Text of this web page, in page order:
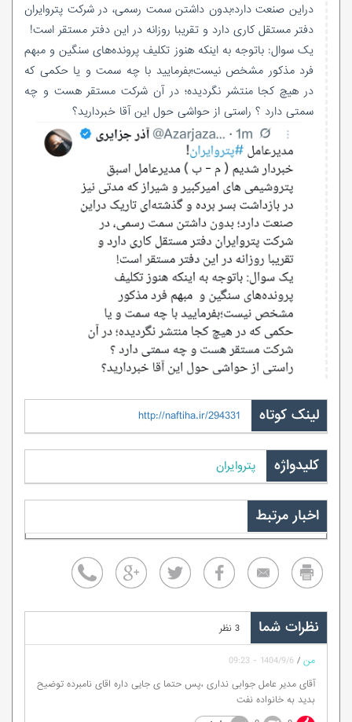
دراین صنعت دارد؛بدون داشتن سمت رسمی، در شرکت پتروایران
دفتر مستقل کاری دارد و تقریبا روزانه در این دفتر مستقر است!
یک سوال: باتوجه به اینکه هنوز تکلیف پرونده‌های سنگین و مبهم
فرد مذکور مشخص نیست؛بفرمایید با چه سمت و یا حکمی که
در هیچ کجا منتشر نگردیده؛ در آن شرکت مستقر هست و چه
سمتی دارد ؟ راستی از حواشی حول این آقا خبردارید؟
لینک کوتاه http://naftiha.ir/294331
کلیدواژه پتروایران
اخبار مرتبط
نظرات شما 3 نظر
من /
1404/9/6 - 09:23
آقای مدیر عامل جوابی نداری ،پس حتما ی جایی داره اقای نامبرده توضیح
بدید به خانواده نفت